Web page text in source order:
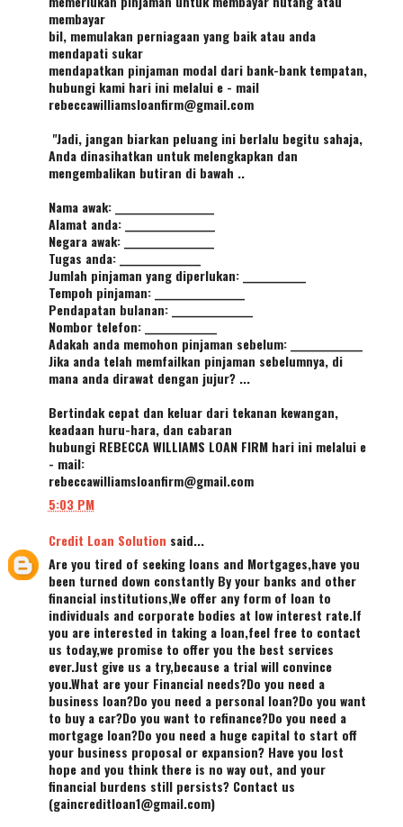
membayar
bil, memulakan perniagaan yang baik atau anda
mendapati sukar
mendapatkan pinjaman modal dari bank-bank tempatan,
hubungi kami hari ini melalui e - mail
rebeccawilliamsloanfirm@gmail.com
"Jadi, jangan biarkan peluang ini berlalu begitu sahaja,
Anda dinasihatkan untuk melengkapkan dan
mengembalikan butiran di bawah ..
Nama awak: ______________________
Alamat anda: ____________________
Negara awak: ____________________
Tugas anda: __________________
Jumlah pinjaman yang diperlukan: ______________
Tempoh pinjaman: ____________________
Pendapatan bulanan: __________________
Nombor telefon: ________________
Adakah anda memohon pinjaman sebelum: ________________
Jika anda telah memfailkan pinjaman sebelumnya, di
mana anda dirawat dengan jujur? ...
Bertindak cepat dan keluar dari tekanan kewangan,
keadaan huru-hara, dan cabaran
hubungi REBECCA WILLIAMS LOAN FIRM hari ini melalui e
- mail:
rebeccawilliamsloanfirm@gmail.com
5:03 PM
Credit Loan Solution said...
Are you tired of seeking loans and Mortgages,have you
been turned down constantly By your banks and other
financial institutions,We offer any form of loan to
individuals and corporate bodies at low interest rate.If
you are interested in taking a loan,feel free to contact
us today,we promise to offer you the best services
ever.Just give us a try,because a trial will convince
you.What are your Financial needs?Do you need a
business loan?Do you need a personal loan?Do you want
to buy a car?Do you want to refinance?Do you need a
mortgage loan?Do you need a huge capital to start off
your business proposal or expansion? Have you lost
hope and you think there is no way out, and your
financial burdens still persists? Contact us
(gaincreditloan1@gmail.com)